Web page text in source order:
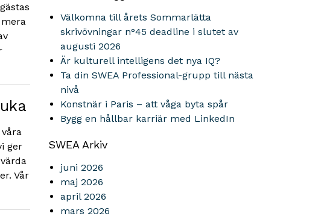
ger
Vår
Välkomna till årets Sommarlätta
skrivövningar n°45 deadline i slutet av
augusti 2026
Är kulturell intelligens det nya IQ?
Ta din SWEA Professional-grupp till nästa
nivå
Konstnär i Paris – att våga byta spår
Bygg en hållbar karriär med LinkedIn
SWEA Arkiv
juni 2026
maj 2026
april 2026
mars 2026